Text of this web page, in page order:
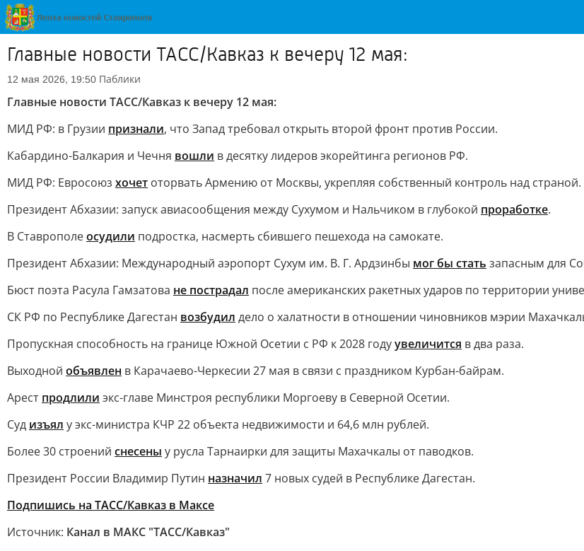
Главные новости ТАСС/Кавказ к вечеру 12 мая:
12 мая 2026, 19:50 Паблики
Главные новости ТАСС/Кавказ к вечеру 12 мая:
МИД РФ: в Грузии признали, что Запад требовал открыть второй фронт против России.
Кабардино-Балкария и Чечня вошли в десятку лидеров экорейтинга регионов РФ.
МИД РФ: Евросоюз хочет оторвать Армению от Москвы, укрепляя собственный контроль над страной.
Президент Абхазии: запуск авиасообщения между Сухумом и Нальчиком в глубокой проработке.
В Ставрополеосудили подростка, насмерть сбившего пешехода на самокате.
Президент Абхазии: Международный аэропорт Сухум им. В. Г. Ардзинбы мог бы стать запасным для
Бюст поэта Расула Гамзатова не пострадал после американских ракетных ударов по территории
СК РФ по Республике Дагестан возбудил дело о халатности в отношении чиновников мэрии
Пропускная способность на границе Южной Осетии с РФ к 2028 годуувеличится в два раза.
Выходной объявлен в Карачаево-Черкесии 27 мая в связи с праздником Курбан-байрам.
Арест продлили экс-главе Минстроя республики Моргоеву в Северной Осетии.
Суд изъял у экс-министра КЧР 22 объекта недвижимости и 64,6 млн рублей.
Более 30 строений снесены у русла Тарнаирки для защиты Махачкалы от паводков.
Президент России Владимир Путин назначил 7 новых судей в Республике Дагестан.
Подпишись на ТАСС/Кавказ в Максе
Источник: Канал в МАКС "ТАСС/Кавказ"